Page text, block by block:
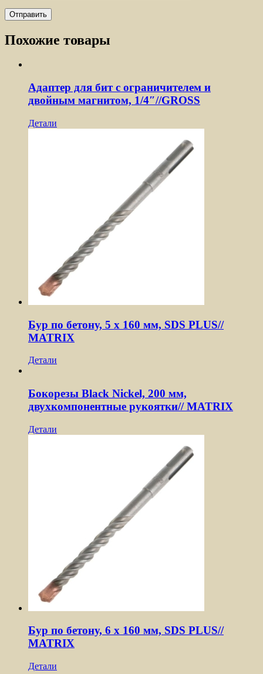
Похожие товары
Адаптер для бит с ограничителем и
двойным магнитом, 1/4″//GROSS
Детали
Бур по бетону, 5 x 160 мм, SDS PLUS//
MATRIX
Детали
Бокорезы Black Nickel, 200 мм,
двухкомпонентные рукоятки// MATRIX
Детали
Бур по бетону, 6 x 160 мм, SDS PLUS//
MATRIX
Детали